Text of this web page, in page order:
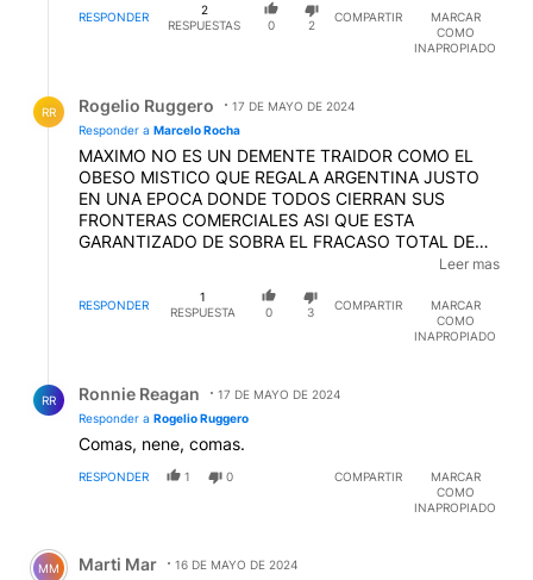
RESPONDER
2
RESPUESTAS
0 2
COMPARTIR
MARCAR
COMO
INAPROPIADO
RR Rogelio Ruggero
17 DE MAYO DE 2024
Responder a Marcelo Rocha
MAXIMO NO ES UN DEMENTE TRAIDOR COMO EL
OBESO MISTICO QUE REGALA ARGENTINA JUSTO
EN UNA EPOCA DONDE TODOS CIERRAN SUS
FRONTERAS COMERCIALES ASI QUE ESTA
GARANTIZADO DE SOBRA EL FRACASO TOTAL DE
MILEI PERO NO LA VEN LOS ZONZOS QUE VOTAN
Leer mas
RESPONDER
1
RESPUESTA
0 3
COMPARTIR
MARCAR
COMO
INAPROPIADO
RR Ronnie Reagan
17 DE MAYO DE 2024
Responder a Rogelio Ruggero
Comas, nene, comas.
RESPONDER 1 0 COMPARTIR
MARCAR
COMO
INAPROPIADO
Comentario de Marti Mar.
MM Marti Mar 16 DE MAYO DE 2024